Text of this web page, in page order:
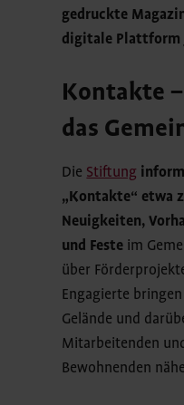
gedruckte
digitale Plattform
Kontakte
das
Die Stiftung
„Kontakte“ etwa
Neuigkeiten,
und Feste im
über
Engagierte
Gelände und
Mitarbeitenden
Bewohnenden